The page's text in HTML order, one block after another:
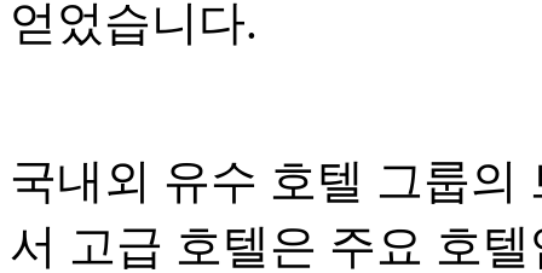
얻었습니다.
국내외 유수 호텔 그룹의
서 고급 호텔은 주요 호